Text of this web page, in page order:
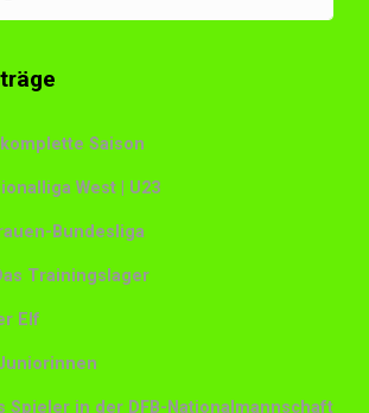
Saison
West | U23
Bundesliga
Trainingslager
Elf
Spieler in der DFB-Nationalmannschaft